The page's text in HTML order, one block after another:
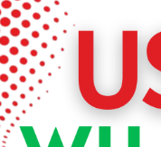
Birliği (TOBB),
önde gelen
ile Almanya
kendi